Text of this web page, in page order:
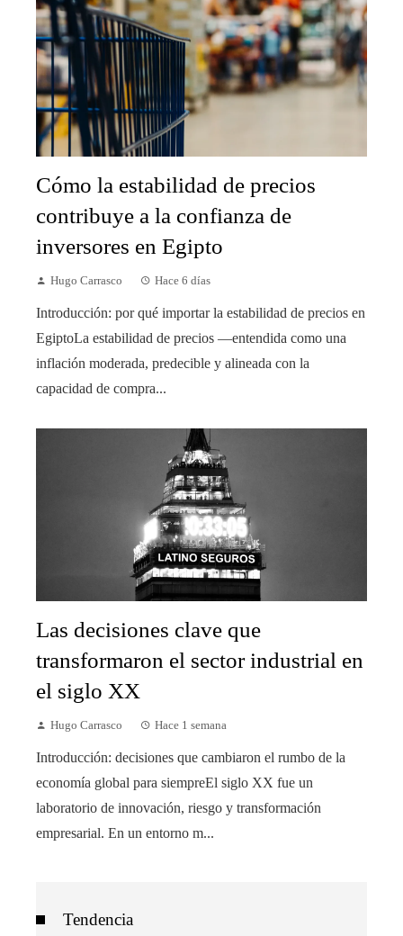
Cómo la estabilidad de precios
contribuye a la confianza de
inversores en Egipto
Hugo Carrasco Hace 6 días
Introducción: por qué importar la estabilidad de precios en
EgiptoLa estabilidad de precios —entendida como una
inflación moderada, predecible y alineada con la
capacidad de compra...
Las decisiones clave que
transformaron el sector industrial en
el siglo XX
Hugo Carrasco Hace 1 semana
Introducción: decisiones que cambiaron el rumbo de la
economía global para siempreEl siglo XX fue un
laboratorio de innovación, riesgo y transformación
empresarial. En un entorno m...
Tendencia